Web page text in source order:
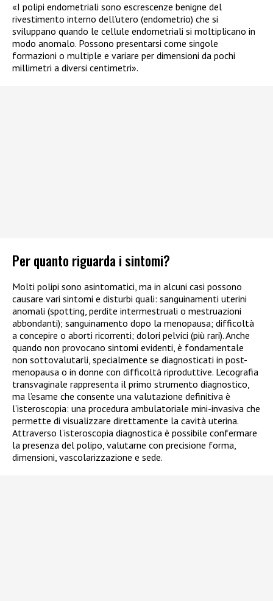
«I polipi endometriali sono escrescenze benigne del
rivestimento interno dell’utero (endometrio) che si
sviluppano quando le cellule endometriali si moltiplicano in
modo anomalo. Possono presentarsi come singole
formazioni o multiple e variare per dimensioni da pochi
millimetri a diversi centimetri».
Per quanto riguarda i sintomi?
Molti polipi sono asintomatici, ma in alcuni casi possono
causare vari sintomi e disturbi quali: sanguinamenti uterini
anomali (spotting, perdite intermestruali o mestruazioni
abbondanti); sanguinamento dopo la menopausa; difficoltà
a concepire o aborti ricorrenti; dolori pelvici (più rari). Anche
quando non provocano sintomi evidenti, è fondamentale
non sottovalutarli, specialmente se diagnosticati in post-
menopausa o in donne con difficoltà riproduttive. L’ecografia
transvaginale rappresenta il primo strumento diagnostico,
ma l’esame che consente una valutazione definitiva è
l’isteroscopia: una procedura ambulatoriale mini-invasiva che
permette di visualizzare direttamente la cavità uterina.
Attraverso l’isteroscopia diagnostica è possibile confermare
la presenza del polipo, valutarne con precisione forma,
dimensioni, vascolarizzazione e sede.